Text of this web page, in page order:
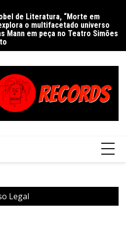
de Literatura, “Morte em
o multifacetado universo
Mann em peça no Teatro Simões
Legal